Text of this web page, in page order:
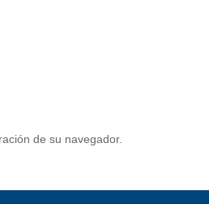
de su navegador.